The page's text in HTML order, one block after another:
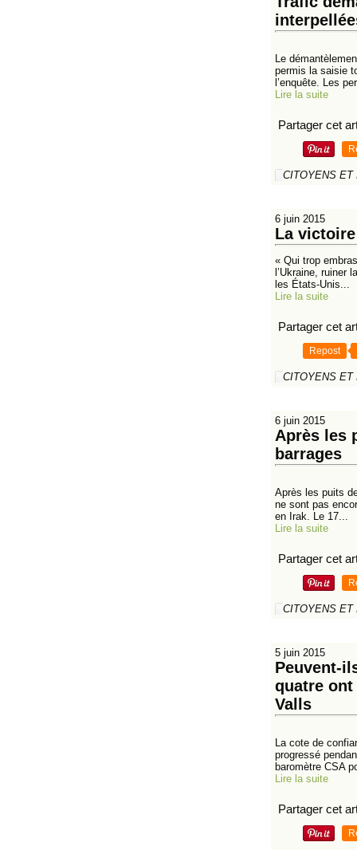
Le
permis la saisie
l’enquête. Les
Lire la suite
Partager cet
CITOYENS ET
6 juin 2015
La
« Qui trop
l’Ukraine, ruiner
les États-Unis...
Lire la suite
Partager cet
Repost
CITOYENS ET
6 juin 2015
Après les
barrages
Après les puits
ne sont pas
en Irak. Le 17...
Lire la suite
Partager cet
CITOYENS ET
5 juin 2015
Peuvent-
quatre ont
Valls
La cote de
progressé
baromètre CSA
Lire la suite
Partager cet